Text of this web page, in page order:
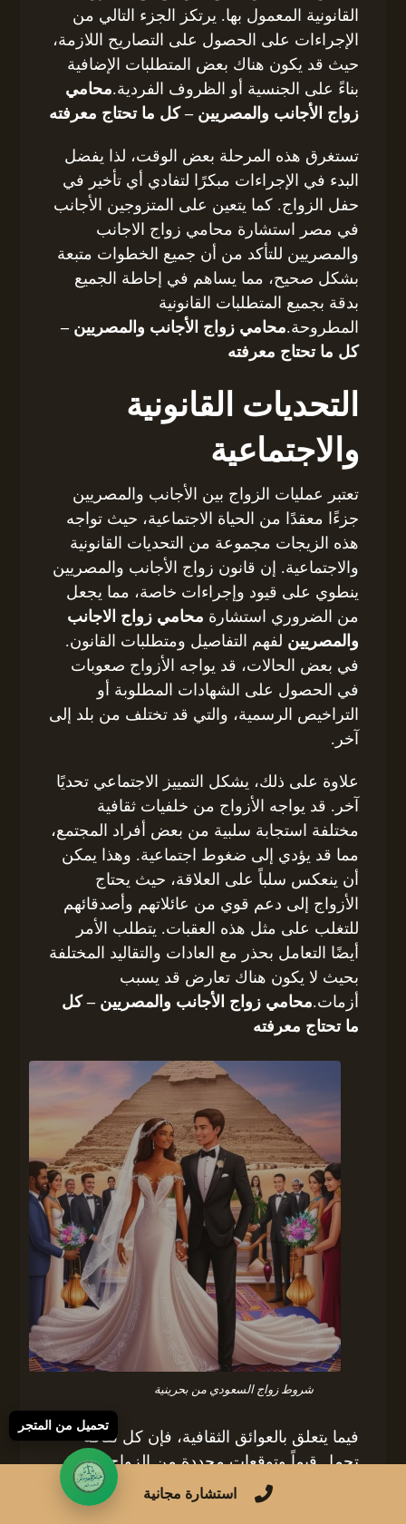
القانونية المعمول بها. يرتكز الجزء التالي من
الإجراءات على الحصول على التصاريح اللازمة،
حيث قد يكون هناك بعض المتطلبات الإضافية
بناءً على الجنسية أو الظروف الفردية.محامي
زواج الأجانب والمصريين – كل ما تحتاج معرفته
تستغرق هذه المرحلة بعض الوقت، لذا يفضل
البدء في الإجراءات مبكرًا لتفادي أي تأخير في
حفل الزواج. كما يتعين على المتزوجين الأجانب
في مصر استشارة محامي زواج الاجانب
والمصريين للتأكد من أن جميع الخطوات متبعة
بشكل صحيح، مما يساهم في إحاطة الجميع
بدقة بجميع المتطلبات القانونية
المطروحة.محامي زواج الأجانب والمصريين –
كل ما تحتاج معرفته
التحديات القانونية
والاجتماعية
تعتبر عمليات الزواج بين الأجانب والمصريين
جزءًا معقدًا من الحياة الاجتماعية، حيث تواجه
هذه الزيجات مجموعة من التحديات القانونية
والاجتماعية. إن قانون زواج الأجانب والمصريين
ينطوي على قيود وإجراءات خاصة، مما يجعل
من الضروري استشارة محامي زواج الاجانب
والمصريين لفهم التفاصيل ومتطلبات القانون.
في بعض الحالات، قد يواجه الأزواج صعوبات
في الحصول على الشهادات المطلوبة أو
التراخيص الرسمية، والتي قد تختلف من بلد إلى
آخر.
علاوة على ذلك، يشكل التمييز الاجتماعي تحديًا
آخر. قد يواجه الأزواج من خلفيات ثقافية
مختلفة استجابة سلبية من بعض أفراد المجتمع،
مما قد يؤدي إلى ضغوط اجتماعية. وهذا يمكن
أن ينعكس سلباً على العلاقة، حيث يحتاج
الأزواج إلى دعم قوي من عائلاتهم وأصدقائهم
للتغلب على مثل هذه العقبات. يتطلب الأمر
أيضًا التعامل بحذر مع العادات والتقاليد المختلفة
بحيث لا يكون هناك تعارض قد يسبب
أزمات.محامي زواج الأجانب والمصريين – كل
ما تحتاج معرفته
شروط زواج السعودي من بحرينية
فيما يتعلق بالعوائق الثقافية، فإن كل ثقافة
تحمل قيماً وتوقعات محددة من الزواج. قد
يشعر الأزواج بالتحديات في التوفيق بين توقعات
عائلاتهم وتقاليدهم الثقافية، مما يستدعي
استشارة مجانية
تحميل من المتجر